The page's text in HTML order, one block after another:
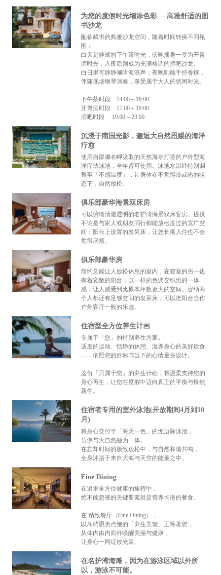
为您的度假时光增添色彩──高雅舒适的图
书沙龙
配备藏书的典雅沙龙空间，随着时间转换不同氛
围：
白天是静谧的下午茶时光，傍晚摇身一变为开胃
酒时光，入夜后则成为充满格调的酒吧沙龙。
白日里可静静倾听海浪声；夜晚则能手持香槟，
伴随现场钢琴演奏，享受属于大人的悠闲时光。
下午茶时段 14:00～16:00
开胃酒时段 17:00～19:00
酒吧时段 19:00～23:00
沉浸于南国光影，邂逅大自然恩赐的海洋
疗愈
使用自部濑名岬汲取的天然海水打造的户外型海
洋疗法泳池，全年皆可使用。泳池水温经特别调
整至「不感温度」，让身体在不觉得冷或热的状
态下，自然放松。
俱乐部豪华海景双床房
可以俯瞰清澈透明的名护湾海景双床客房。提供
不论是与家人或朋友同行都能放松度过的宽广空
间；阳台上设置的发呆床，让您长期入住也不会
觉得厌烦。
俱乐部豪华房
简约又能让人放松休息的室内，在寝室的另一边
有着宽敞的阳台，以一样的色调交织出的一体
感，让人感受到比原本坪数更大的空间。容纳两
个人都还有足够空间的发呆床，可以把阳台当作
户外客厅一般的乐趣。
住宿型全方位养生计画
专属于「您」的特别养生方案。
适度的运动、恬静的休憩、滋养身心的美好饮食
——依照您的目标与当下的心情量身设计。
这份「只属于您」的养生计画，将温柔支持您的
身心再生，让您在度假中迈向真正的平衡与焕然
新生。
住宿者专用的室外泳池(开放期间4月到10
月)
将身心交付于「海天一色」的无边际泳池，
仿佛与大自然融为一体。
在忘却时间的极致放松中，与自然和谐共鸣，
全身沐浴于来自大海与天空的能量之中。
Fine Dining
在追求全方位健康的旅程中，
绝不能忽视的关键要素就是营养均衡的餐食。
在 精致餐厅（Fine Dining），
以岛屿恩惠点缀的「养生美馔」正等著您，
从体内由内而外唤醒美丽与健康，
让身心一同绽放光采。
在名护湾海滩，因为在游泳区域以外所
以，游泳不可能。